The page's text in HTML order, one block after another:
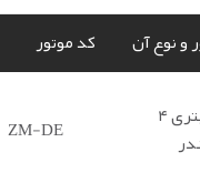
و نوع آن کد موتور
۱.۶ لیتری ۴
ZM-DE